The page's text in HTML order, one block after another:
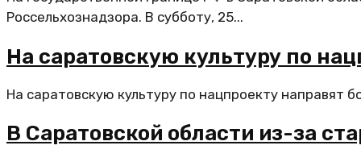
Россельхознадзора. В субботу, 25...
На саратовскую культуру по
На саратовскую культуру по нацпроекту направят
В Саратовской области из-за